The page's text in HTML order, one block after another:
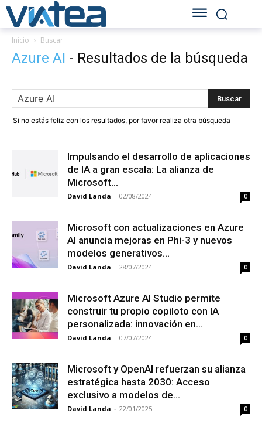
Inicio Buscar
Azure AI - Resultados de la búsqueda
Si no estás feliz con los resultados, por favor realiza otra búsqueda
Impulsando el desarrollo de aplicaciones
de IA a gran escala: La alianza de
Microsoft...
David Landa - 02/08/2024 0
Microsoft con actualizaciones en Azure
AI anuncia mejoras en Phi-3 y nuevos
modelos generativos...
David Landa - 28/07/2024 0
Microsoft Azure AI Studio permite
construir tu propio copiloto con IA
personalizada: innovación en...
David Landa - 07/07/2024 0
Microsoft y OpenAI refuerzan su alianza
estratégica hasta 2030: Acceso
exclusivo a modelos de...
David Landa - 22/01/2025 0